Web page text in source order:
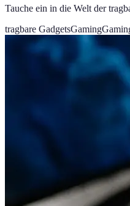
Tauche ein in die Welt der
tragbare GadgetsGaming